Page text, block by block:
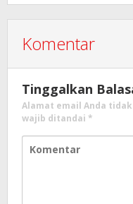
Komentar
Tinggalkan
Alamat email Anda
wajib ditandai *